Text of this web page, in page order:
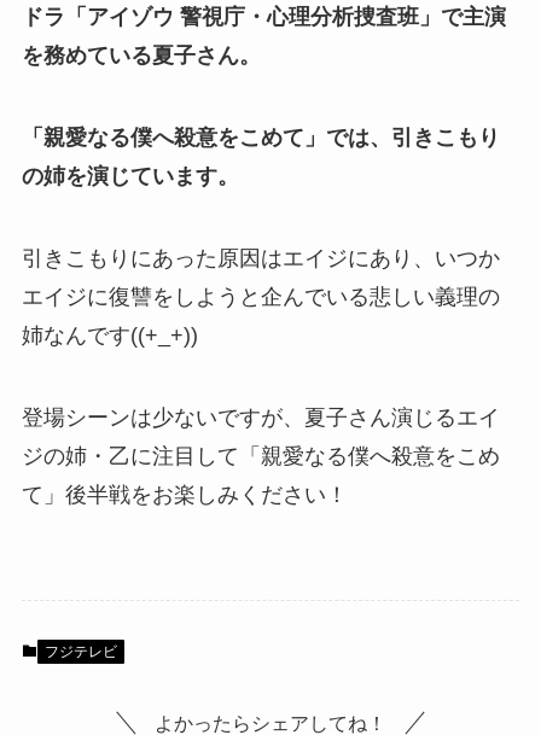
ドラ「アイゾウ 警視庁・心理分析捜査班」で主演
を務めている夏子さん。
「親愛なる僕へ殺意をこめて」では、引きこもり
の姉を演じています。
引きこもりにあった原因はエイジにあり、いつか
エイジに復讐をしようと企んでいる悲しい義理の
姉なんです((+_+))
登場シーンは少ないですが、夏子さん演じるエイ
ジの姉・乙に注目して「親愛なる僕へ殺意をこめ
て」後半戦をお楽しみください！
フジテレビ
よかったらシェアしてね！